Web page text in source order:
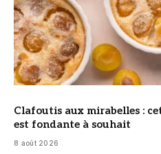
Clafoutis aux mirabelles :
est fondante à souhait
8 août 2026